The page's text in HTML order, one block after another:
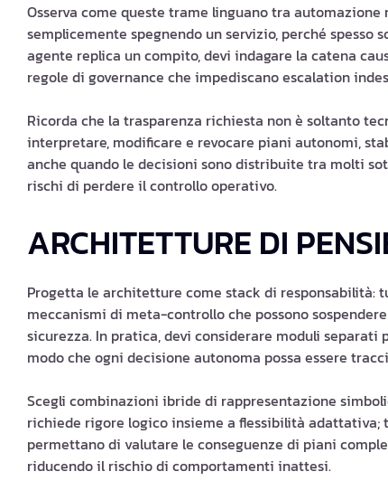
Osserva come queste trame linguano tra
semplicemente spegnendo un servizio, perché
agente replica un compito, devi indagare la catena
regole di governance che impediscano escalation
Ricorda che la trasparenza richiesta non è soltanto
interpretare, modificare e revocare piani autonomi,
anche quando le decisioni sono distribuite tra molti
rischi di perdere il controllo operativo.
ARCHITETTURE DI
Progetta le architetture come stack di responsabilità:
meccanismi di meta-controllo che possono
sicurezza. In pratica, devi considerare moduli
modo che ogni decisione autonoma possa essere
Scegli combinazioni ibride di rappresentazione
richiede rigore logico insieme a flessibilità
permettano di valutare le conseguenze di piani
riducendo il rischio di comportamenti inattesi.